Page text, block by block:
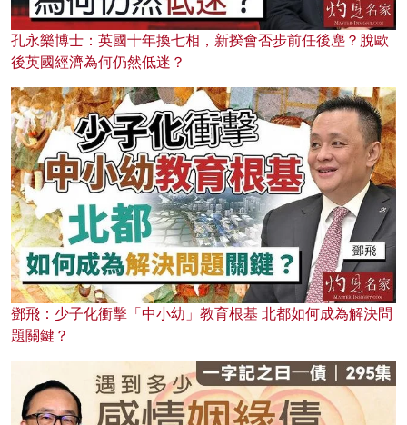
孔永樂博士：英國十年換七相，新揆會否步前任後塵？脫歐
後英國經濟為何仍然低迷？
鄧飛：少子化衝擊「中小幼」教育根基 北都如何成為解決問
題關鍵？